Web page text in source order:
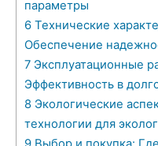
параметры
6 Технические
Обеспечение
7 Эксплуатационные
Эффективность в
8 Экологические
технологии для